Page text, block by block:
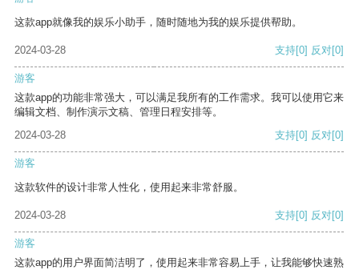
这款app就像我的娱乐小助手，随时随地为我的娱乐提供帮助。
2024-03-28 支持[0] 反对[0]
游客
这款app的功能非常强大，可以满足我所有的工作需求。我可以使用它来
编辑文档、制作演示文稿、管理日程安排等。
2024-03-28
支持[0] 反对[0]
游客
这款软件的设计非常人性化，使用起来非常舒服。
2024-03-28 支持[0] 反对[0]
游客
这款app的用户界面简洁明了，使用起来非常容易上手，让我能够快速熟